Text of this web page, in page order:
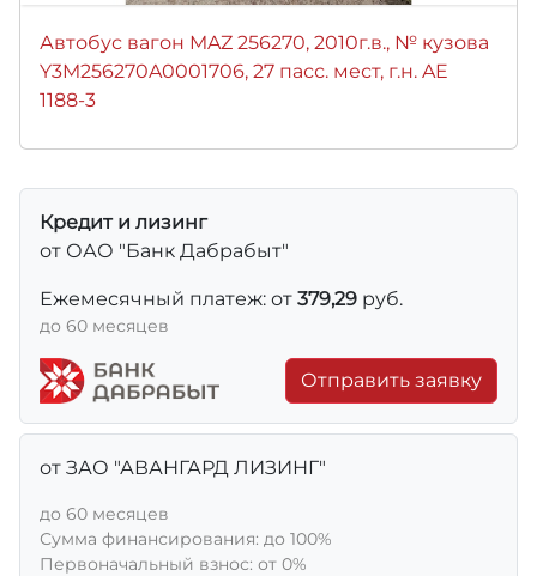
Автобус вагон MAZ 256270, 2010г.в., № кузова
Y3M256270A0001706, 27 пасс. мест, г.н. AE
1188-3
Кредит и лизинг
от ОАО "Банк Дабрабыт"
Ежемесячный платеж: от 379,29 руб.
до 60 месяцев
Отправить заявку
от ЗАО "АВАНГАРД ЛИЗИНГ"
до 60 месяцев
Сумма финансирования: до 100%
Первоначальный взнос: от 0%